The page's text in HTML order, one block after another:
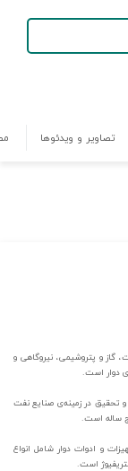
تصاویر و ویدئوها
گاز و پتروشیمی، نیروگاهی و
دوار است.
تحقیق در زمینه‌ی صنایع نفت
ساله است.
و ادوات دوار شامل انواع
است.